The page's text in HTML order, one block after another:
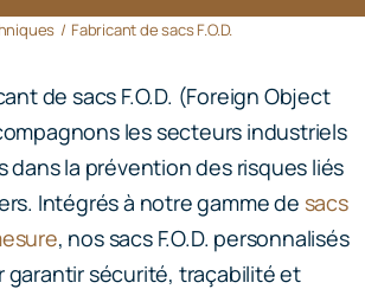
Fabricant de sacs F.O.D.
de sacs F.O.D. (Foreign Object
les secteurs industriels
dans la prévention des risques liés
Intégrés à notre gamme de sacs
, nos sacs F.O.D. personnalisés
garantir sécurité, traçabilité et